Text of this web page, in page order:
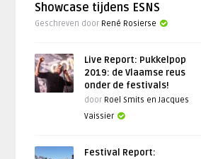
Showcase tijdens ESNS
Geschreven door René Rosierse
Live Report: Pukkelpop
2019: de Vlaamse reus
onder de festivals!
door Roel Smits en Jacques
Vaissier
Festival Report: